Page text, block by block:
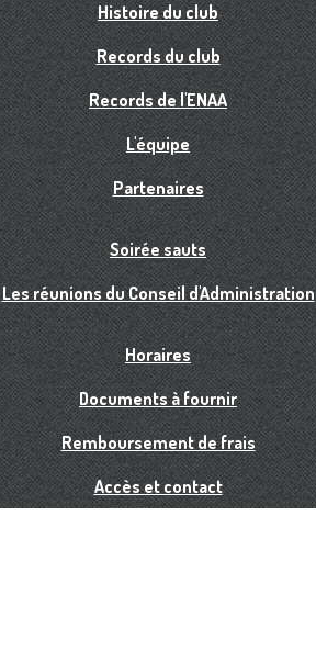
Histoire du club
Records du club
Records de l'ENAA
L'équipe
Partenaires
Soirée sauts
Les réunions du Conseil d'Administration
Horaires
Documents à fournir
Remboursement de frais
Accès et contact